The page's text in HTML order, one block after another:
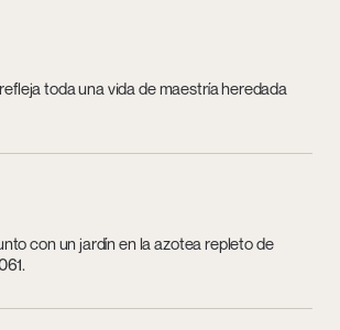
toda una vida de maestría heredada
con un jardín en la azotea repleto de